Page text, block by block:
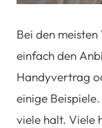
Bei den
einfach den
Handyvertrag
einige
viele halt. Viele